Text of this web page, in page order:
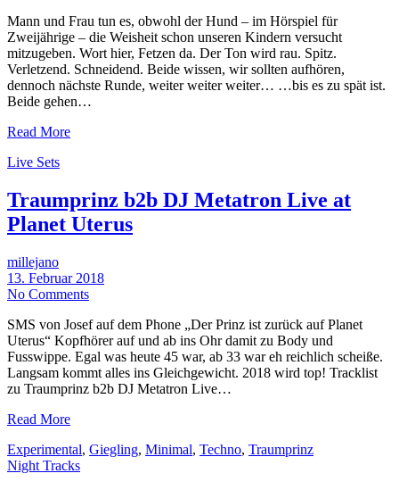
Mann und Frau tun es, obwohl der Hund – im Hörspiel für
Zweijährige – die Weisheit schon unseren Kindern versucht
mitzugeben. Wort hier, Fetzen da. Der Ton wird rau. Spitz.
Verletzend. Schneidend. Beide wissen, wir sollten aufhören,
dennoch nächste Runde, weiter weiter weiter… …bis es zu spät ist.
Beide gehen…
Read More
Live Sets
Traumprinz b2b DJ Metatron Live at
Planet Uterus
millejano
13. Februar 2018
No Comments
SMS von Josef auf dem Phone „Der Prinz ist zurück auf Planet
Uterus“ Kopfhörer auf und ab ins Ohr damit zu Body und
Fusswippe. Egal was heute 45 war, ab 33 war eh reichlich scheiße.
Langsam kommt alles ins Gleichgewicht. 2018 wird top! Tracklist
zu Traumprinz b2b DJ Metatron Live…
Read More
Experimental, Giegling, Minimal, Techno, Traumprinz
Night Tracks